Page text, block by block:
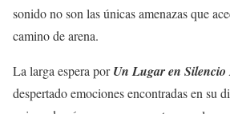
sonido no son las únicas amenazas que
camino de arena.
La larga espera porUn Lugar en
despertado emociones encontradas en su